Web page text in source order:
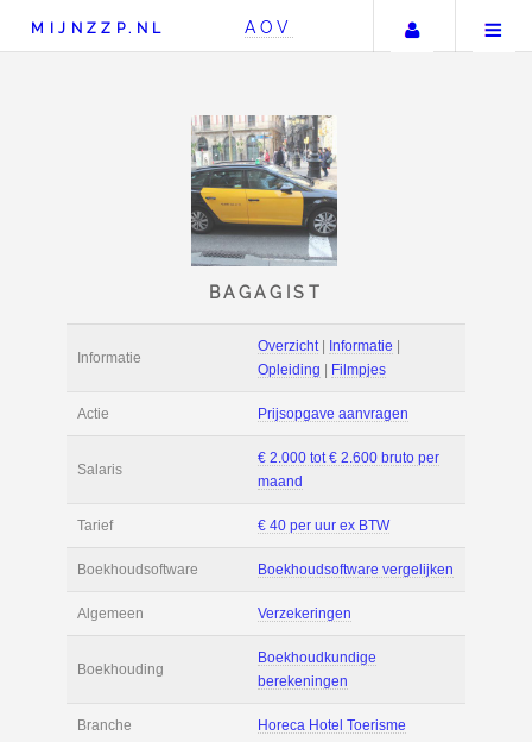
MIJNZZP.NL AOV Uw
BAGAGIST
Actie Prijsopgave
€ 2.000 tot € 2.600
maand
Tarief € 40 per uur ex